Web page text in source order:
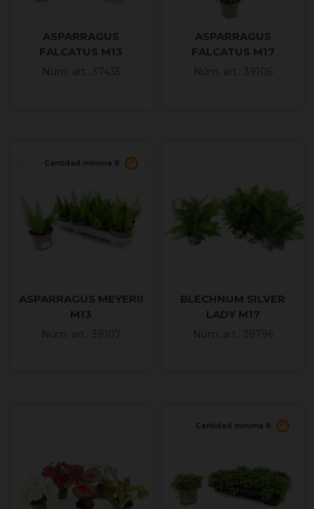
ASPARRAGUS
FALCATUS M13
Núm. art.: 37435
ASPARRAGUS
FALCATUS M17
Núm. art.: 39106
Cantidad mínima 8
ASPARRAGUS MEYERII
M13
Núm. art.: 39107
BLECHNUM SILVER
LADY M17
Núm. art.: 29796
Cantidad mínima 8